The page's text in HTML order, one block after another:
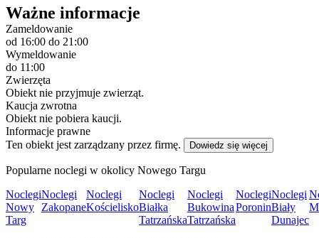
Ważne informacje
Zameldowanie
od 16:00 do 21:00
Wymeldowanie
do 11:00
Zwierzęta
Obiekt nie przyjmuje zwierząt.
Kaucja zwrotna
Obiekt nie pobiera kaucji.
Informacje prawne
Ten obiekt jest zarządzany przez firmę.
Dowiedz się więcej
Popularne noclegi w okolicy Nowego Targu
Noclegi
Nowy
Targ
Noclegi
Zakopane
Noclegi
Kościelisko
Noclegi
Białka
Tatrzańska
Noclegi
Bukowina
Tatrzańska
Noclegi
Poronin
Noclegi
Biały
Dunajec